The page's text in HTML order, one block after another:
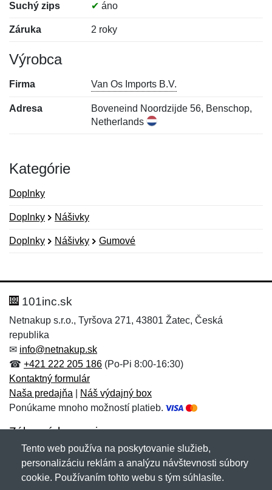
Suchý zips ✔ áno
Záruka 2 roky
Výrobca
Firma Van Os Imports B.V.
Adresa
Boveneind Noordzijde 56, Benschop,
Netherlands
Kategórie
Doplnky
Doplnky Nášivky
Doplnky Nášivky Gumové
Hodnotenie:
Meno:*
E-mail:
Správa*
Meno:
E-mail:*
Správa*
101inc.sk
Netnakup s.r.o., Tyršova 271, 43801 Žatec, Česká
republika
✉ info@netnakup.sk
☎ +421 222 205 186 (Po-Pi 8:00-16:30)
Kontaktný formulár
Naša predajňa
Náš výdajný box
Ponúkame mnoho možností platieb.
Zákaznícky servis
Novinky emailom
Tento web používa na poskytovanie služieb,
personalizáciu reklám a analýzu návštevnosti súbory
cookie. Používaním tohto webu s tým súhlasíte.